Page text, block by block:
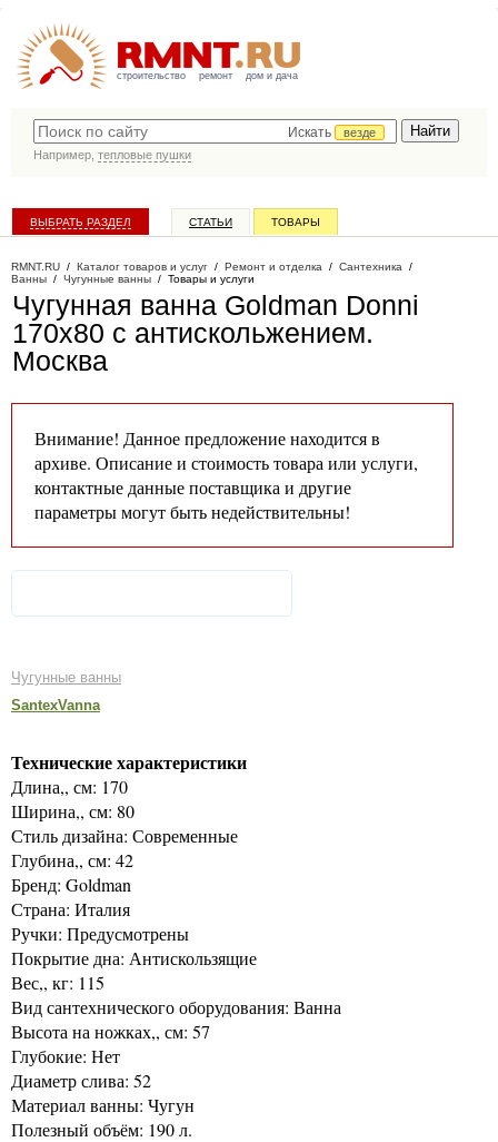
строительство ремонт дом и дача
Искать
везде
Например, тепловые пушки
ВЫБРАТЬ РАЗДЕЛ СТАТЬИ ТОВАРЫ
RMNT.RU / Каталог товаров и услуг / Ремонт и отделка / Сантехника /
Ванны / Чугунные ванны / Товары и услуги
Чугунная ванна Goldman Donni
170х80 с антискольжением.
Москва
Внимание! Данное предложение находится в
архиве. Описание и стоимость товара или услуги,
контактные данные поставщика и другие
параметры могут быть недействительны!
Чугунные ванны
SantexVanna
Технические характеристики
Длина,, см: 170
Ширина,, см: 80
Стиль дизайна: Современные
Глубина,, см: 42
Бренд: Goldman
Страна: Италия
Ручки: Предусмотрены
Покрытие дна: Антискользящие
Вес,, кг: 115
Вид сантехнического оборудования: Ванна
Высота на ножках,, см: 57
Глубокие: Нет
Диаметр слива: 52
Материал ванны: Чугун
Полезный объём: 190 л.